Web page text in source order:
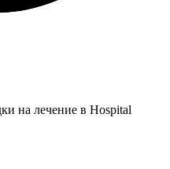
на лечение в Hospital